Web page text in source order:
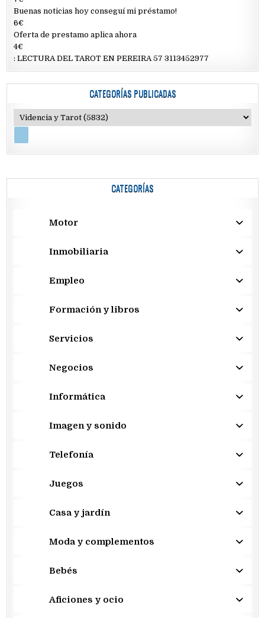
Buenas noticias hoy conseguí mi préstamo!
6€
Oferta de prestamo aplica ahora
4€
: LECTURA DEL TAROT EN PEREIRA 57 3113452977
CATEGORÍAS PUBLICADAS
CATEGORÍAS
Motor
Inmobiliaria
Empleo
Formación y libros
Servicios
Negocios
Informática
Imagen y sonido
Telefonía
Juegos
Casa y jardín
Moda y complementos
Bebés
Aficiones y ocio